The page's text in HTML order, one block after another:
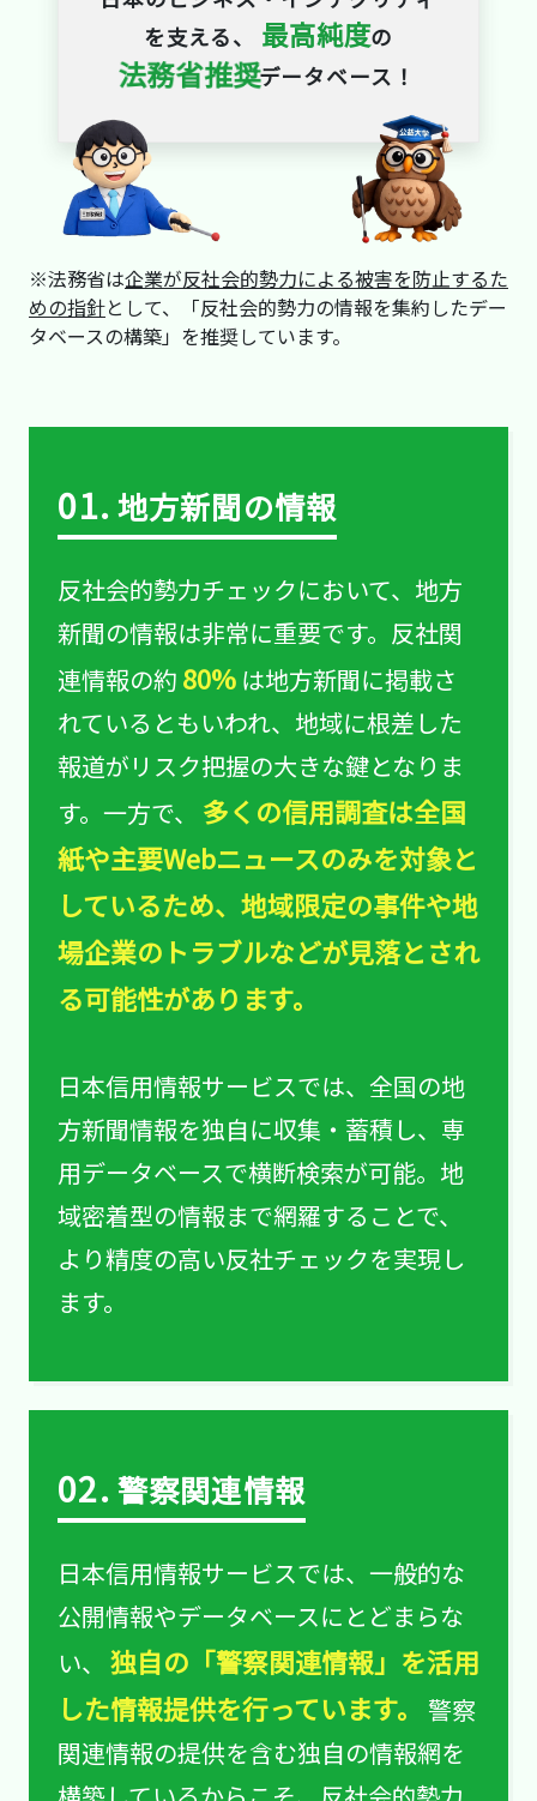
を支える、
最高純度の
法務省推奨データベース！
※法務省は企業が反社会的勢力による被害を防止するた
めの指針として、「反社会的勢力の情報を集約したデー
タベースの構築」を推奨しています。
01.地方新聞の情報
反社会的勢力チェックにおいて、地方
新聞の情報は非常に重要です。反社関
連情報の約 80% は地方新聞に掲載さ
れているともいわれ、地域に根差した
報道がリスク把握の大きな鍵となりま
す。一方で、
多くの信用調査は全国
紙や主要Webニュースのみを対象と
しているため、地域限定の事件や地
場企業のトラブルなどが見落とされ
る可能性があります。
日本信用情報サービスでは、全国の地
方新聞情報を独自に収集・蓄積し、専
用データベースで横断検索が可能。地
域密着型の情報まで網羅することで、
より精度の高い反社チェックを実現し
ます。
02.警察関連情報
日本信用情報サービスでは、一般的な
公開情報やデータベースにとどまらな
い、
独自の「警察関連情報」を活用
した情報提供を行っています。
警察
関連情報の提供を含む独自の情報網を